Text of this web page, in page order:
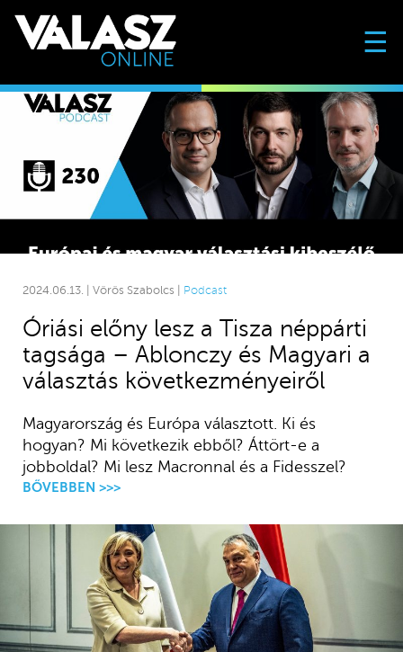
☰
2024.06.13. | Vörös Szabolcs | Podcast
Óriási előny lesz a Tisza néppárti
tagsága – Ablonczy és Magyari a
választás következményeiről
Magyarország és Európa választott. Ki és
hogyan? Mi következik ebből? Áttört-e a
jobboldal? Mi lesz Macronnal és a Fidesszel?
BŐVEBBEN >>>